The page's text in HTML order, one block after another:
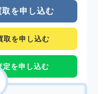
を申し込む
取を申し込む
定を申し込む